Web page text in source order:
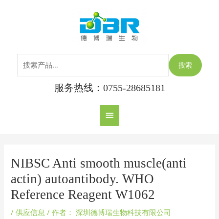
主
菜
单
搜索
服务热线：0755-28685181
NIBSC Anti smooth muscle(anti
actin) autoantibody. WHO
Reference Reagent W1062
/供应信息 / 作者： 深圳德博瑞生物科技有限公司